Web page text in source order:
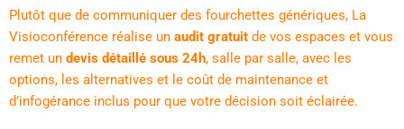
Plutôt que de communiquer des fourchettes génériques, La
Visioconférence réalise un audit gratuit de vos espaces et vous
remet un devis détaillé sous 24h, salle par salle, avec les
options, les alternatives et le coût de maintenance et
d’infogérance inclus pour que votre décision soit éclairée.